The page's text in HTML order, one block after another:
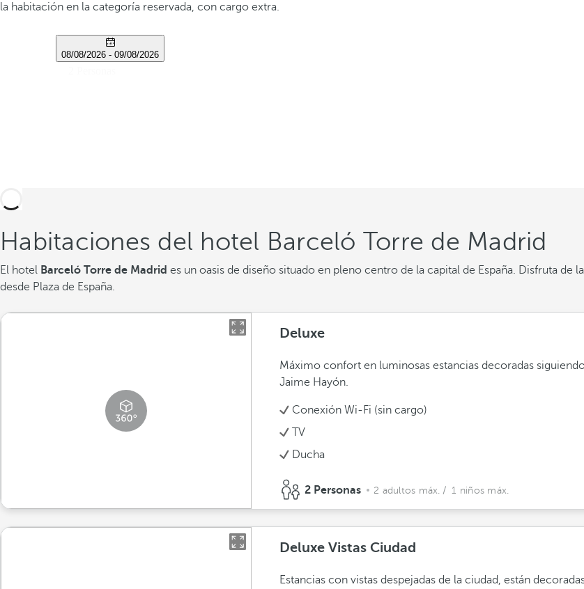
la habitación en la categoría reservada, con cargo extra.
Habitaciones del hotel Barceló Torre de Madrid
El hotel Barceló Torre de Madrid es un oasis de diseño situado en pleno centro de la capital de España. Disfruta
desde Plaza de España.
Deluxe
Máximo confort en luminosas estancias decoradas
Jaime Hayón.
Conexión Wi-Fi (sin cargo)
TV
Ducha
2 Personas 2 adultos máx. / 1 niños máx.
Deluxe Vistas Ciudad
Estancias con vistas despejadas de la ciudad, están